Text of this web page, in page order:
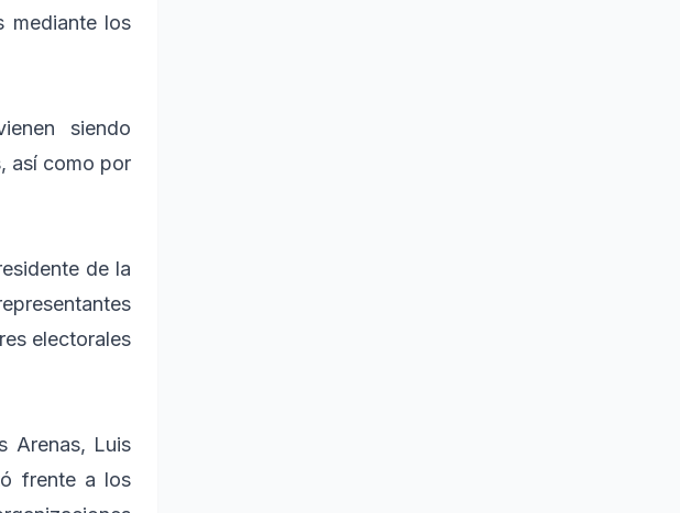
mediante los
siendo
así como por
de la
electorales
Arenas, Luis
frente a los